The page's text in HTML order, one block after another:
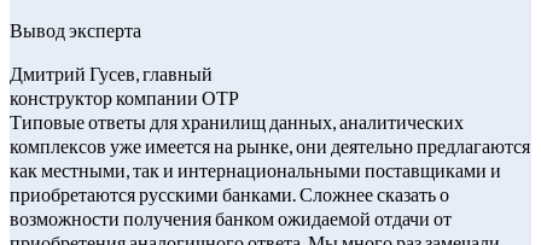
Вывод эксперта
Дмитрий Гусев, главный
конструктор компании ОТР
Типовые ответы для хранилищ данных, аналитических
комплексов уже имеется на рынке, они деятельно предлагаются
как местными, так и интернациональными поставщиками и
приобретаются русскими банками. Сложнее сказать о
возможности получения банком ожидаемой отдачи от